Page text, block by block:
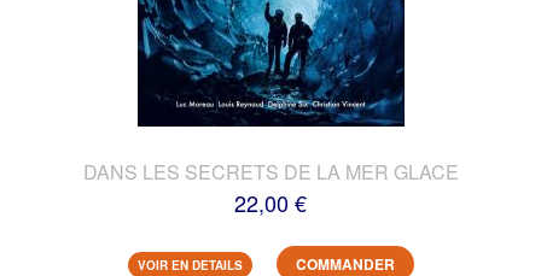
DANS LES SECRETS DE LA MER GLACE
22,00 €
VOIR EN DETAILS COMMANDER